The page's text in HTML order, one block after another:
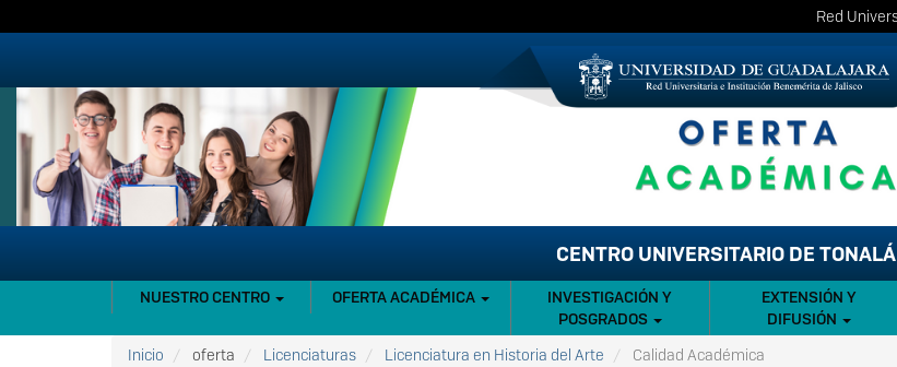
al
Red
CENTRO UNIVERSITARIO DE TONALÁ
NAVEGACIÓN
PRINCIPAL
NUESTRO CENTRO OFERTA ACADÉMICA
INVESTIGACIÓN Y
POSGRADOS
EXTENSIÓN Y
DIFUSIÓN
Inicio
oferta Licenciaturas Licenciatura en Historia del Arte Calidad Académica